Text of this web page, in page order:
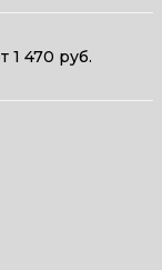
1 470 руб.